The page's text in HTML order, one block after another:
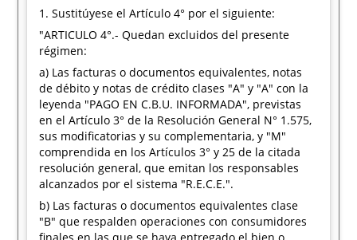
1. Sustitúyese el Artículo 4° por el siguiente:
"ARTICULO 4°.- Quedan excluidos del presente
régimen:
a) Las facturas o documentos equivalentes, notas
de débito y notas de crédito clases "A" y "A" con la
leyenda "PAGO EN C.B.U. INFORMADA", previstas
en el Artículo 3° de la Resolución General N° 1.575,
sus modificatorias y su complementaria, y "M"
comprendida en los Artículos 3° y 25 de la citada
resolución general, que emitan los responsables
alcanzados por el sistema "R.E.C.E.".
b) Las facturas o documentos equivalentes clase
"B" que respalden operaciones con consumidores